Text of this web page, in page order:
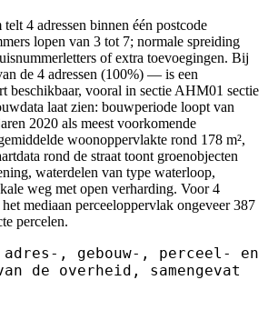
4 adressen binnen één postcode
lopen van 3 tot 7; normale spreiding
of extra toevoegingen. Bij
de 4 adressen (100%) — is een
beschikbaar, vooral in sectie AHM01 sectie
laat zien: bouwperiode loopt van
2020 als meest voorkomende
woonoppervlakte rond 178 m²,
rond de straat toont groenobjecten
waterdelen van type waterloop,
weg met open verharding. Voor 4
mediaan perceeloppervlak ongeveer 387
percelen.
adres-, gebouw-, perceel- en
de overheid, samengevat